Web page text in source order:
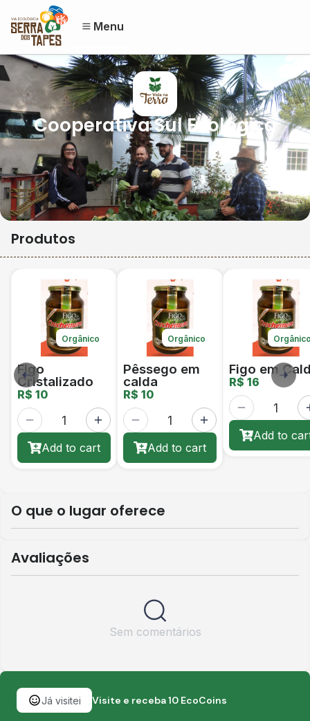
Menu
Cooperativa Sul Ecológica
Produtos
Orgânico
Figo
Cristalizado
R$ 10
Add to cart
Orgânico
Pêssego em
calda
R$ 10
Add to cart
Figo em
R$ 16
Add to
O que o lugar oferece
Avaliações
Sem comentários
Já visitei Visite e receba 10 EcoCoins